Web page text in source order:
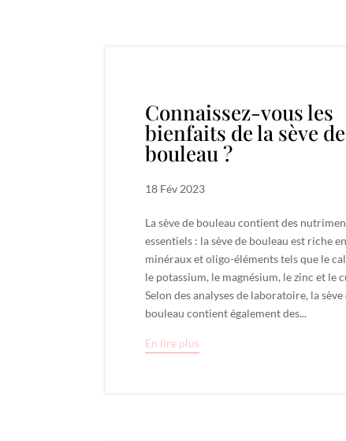
Connaissez-vous les
bienfaits de la sève de
bouleau ?
18 Fév 2023
La sève de bouleau contient des
essentiels : la sève de bouleau est riche en
minéraux et oligo-éléments tels que le
le potassium, le magnésium, le zinc et le
Selon des analyses de laboratoire, la sève
bouleau contient également des...
En lire plus